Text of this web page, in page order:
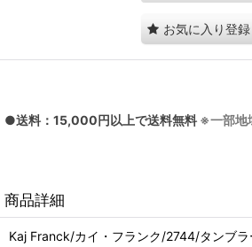
お気に入り登録
●送料：15,000円以上で送料無料 ※一部地
商品詳細
Kaj Franck/カイ・フランク/2744/タンブ